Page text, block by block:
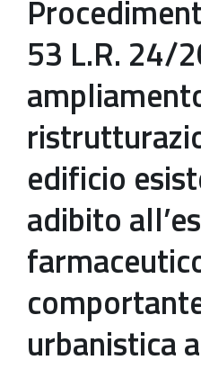
53 L.R. 24/
edificio
adibito
urbanistica